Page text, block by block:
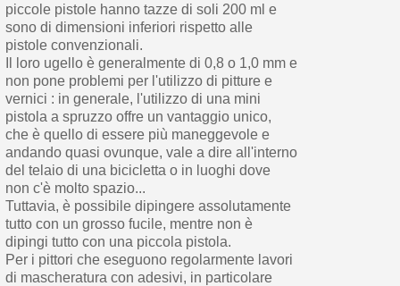
piccole pistole hanno tazze di soli 200 ml e
sono di dimensioni inferiori rispetto alle
pistole convenzionali.
Il loro ugello è generalmente di 0,8 o 1,0 mm e
non pone problemi per l'utilizzo di pitture e
vernici : in generale, l'utilizzo di una mini
pistola a spruzzo offre un vantaggio unico,
che è quello di essere più maneggevole e
andando quasi ovunque, vale a dire all'interno
del telaio di una bicicletta o in luoghi dove
non c'è molto spazio...
Tuttavia, è possibile dipingere assolutamente
tutto con un grosso fucile, mentre non è
dipingi tutto con una piccola pistola.
Per i pittori che eseguono regolarmente lavori
di mascheratura con adesivi, in particolare